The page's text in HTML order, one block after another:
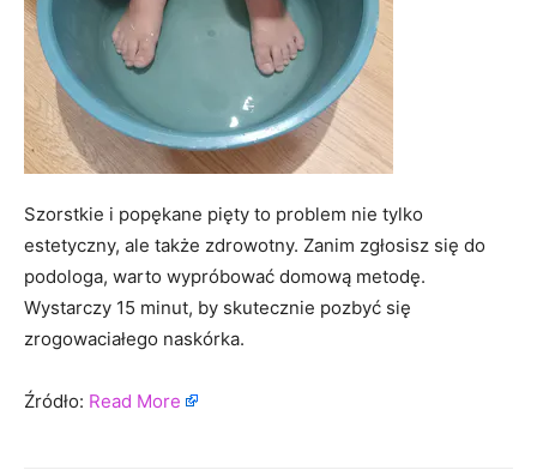
Szorstkie i popękane pięty to problem nie tylko
estetyczny, ale także zdrowotny. Zanim zgłosisz się do
podologa, warto wypróbować domową metodę.
Wystarczy 15 minut, by skutecznie pozbyć się
zrogowaciałego naskórka.
Źródło: Read More